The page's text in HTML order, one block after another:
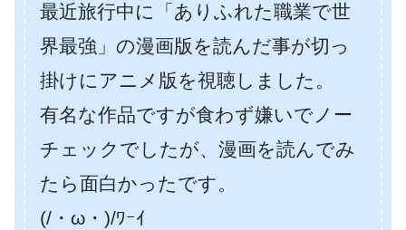
最近旅行中に「ありふれた職業で世
界最強」の漫画版を読んだ事が切っ
掛けにアニメ版を視聴しました。
有名な作品ですが食わず嫌いでノー
チェックでしたが、漫画を読んでみ
たら面白かったです。
(/・ω・)/ﾜｰｲ